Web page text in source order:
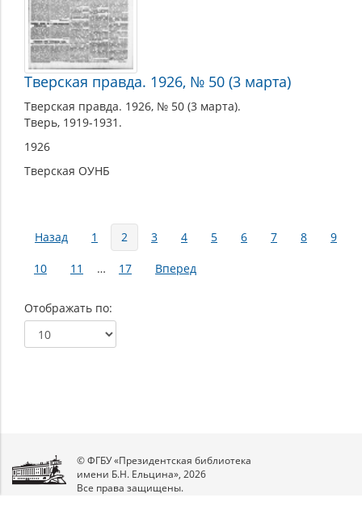
Тверская правда. 1926, № 50 (3 марта)
Тверская правда. 1926, № 50 (3 марта).
Тверь, 1919-1931.
1926
Тверская ОУНБ
Страницы
Назад 1 2 3 4 5 6 7 8 9
10 11 … 17 Вперед
Отображать по
© ФГБУ «Президентская библиотека
имени Б.Н. Ельцина», 2026
Все права защищены.